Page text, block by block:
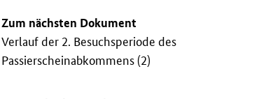
Zum nächsten Dokument
Verlauf der 2. Besuchsperiode des
Passierscheinabkommens (2)